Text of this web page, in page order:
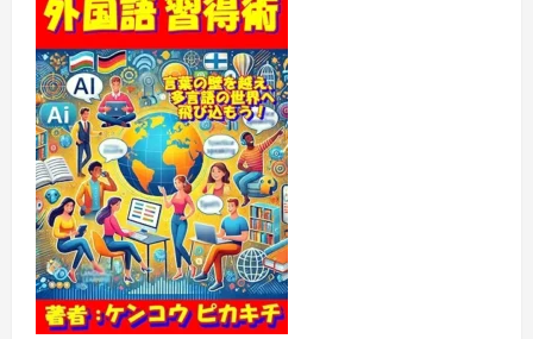
ン
フ
ォ
ー
ド
博
士
が
教
え
る
超
速
英
語
学
習
法
に
つ